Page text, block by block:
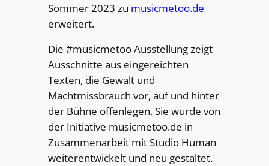
Sommer 2023 zu musicmetoo.de
erweitert.
Die #musicmetoo Ausstellung zeigt
Ausschnitte aus eingereichten
Texten, die Gewalt und
Machtmissbrauch vor, auf und hinter
der Bühne offenlegen. Sie wurde von
der Initiative musicmetoo.de in
Zusammenarbeit mit Studio Human
weiterentwickelt und neu gestaltet.